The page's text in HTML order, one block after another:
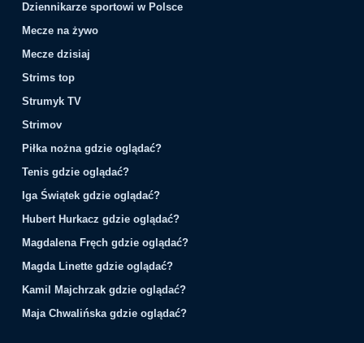
Dziennikarze sportowi w Polsce
Mecze na żywo
Mecze dzisiaj
Strims top
Strumyk TV
Strimov
Piłka nożna gdzie oglądać?
Tenis gdzie oglądać?
Iga Świątek gdzie oglądać?
Hubert Hurkacz gdzie oglądać?
Magdalena Fręch gdzie oglądać?
Magda Linette gdzie oglądać?
Kamil Majchrzak gdzie oglądać?
Maja Chwalińska gdzie oglądać?